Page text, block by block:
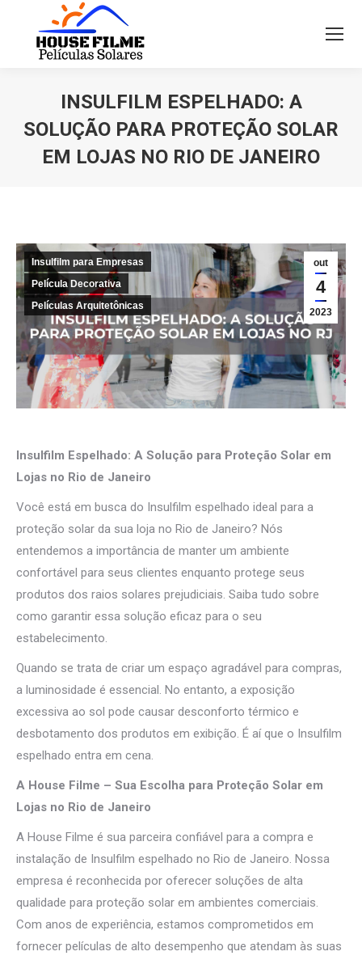
INSULFILM ESPELHADO: A
SOLUÇÃO PARA PROTEÇÃO SOLAR
EM LOJAS NO RIO DE JANEIRO
out
4
2023
Insulfilm para Empresas
Película Decorativa
Películas Arquitetônicas
Insulfilm Espelhado: A Solução para Proteção Solar em
Lojas no Rio de Janeiro
Você está em busca do Insulfilm espelhado ideal para a
proteção solar da sua loja no Rio de Janeiro? Nós
entendemos a importância de manter um ambiente
confortável para seus clientes enquanto protege seus
produtos dos raios solares prejudiciais. Saiba tudo sobre
como garantir essa solução eficaz para o seu
estabelecimento.
Quando se trata de criar um espaço agradável para compras,
a luminosidade é essencial. No entanto, a exposição
excessiva ao sol pode causar desconforto térmico e
desbotamento dos produtos em exibição. É aí que o Insulfilm
espelhado entra em cena.
A House Filme – Sua Escolha para Proteção Solar em
Lojas no Rio de Janeiro
A House Filme é sua parceira confiável para a compra e
instalação de Insulfilm espelhado no Rio de Janeiro. Nossa
empresa é reconhecida por oferecer soluções de alta
qualidade para proteção solar em ambientes comerciais.
Com anos de experiência, estamos comprometidos em
fornecer películas de alto desempenho que atendam às suas